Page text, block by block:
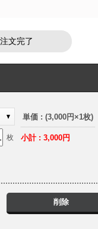
文完了
枚
単価 : (3,000円×1枚)
小計 : 3,000円
削除